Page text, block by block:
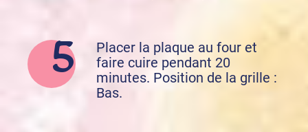
Placer la plaque au four et
faire cuire pendant 20
minutes. Position de la grille :
Bas.